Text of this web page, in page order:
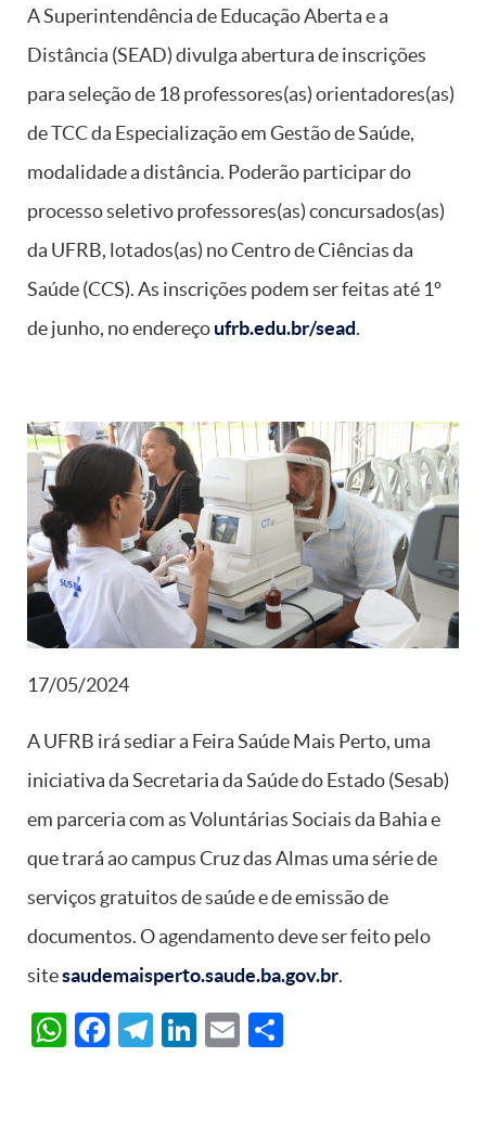
A Superintendência de Educação Aberta e a
Distância (SEAD) divulga abertura de inscrições
para seleção de 18 professores(as) orientadores(as)
de TCC da Especialização em Gestão de Saúde,
modalidade a distância. Poderão participar do
processo seletivo professores(as) concursados(as)
da UFRB, lotados(as) no Centro de Ciências da
Saúde (CCS). As inscrições podem ser feitas até 1º
de junho, no endereçoufrb.edu.br/sead.
17/05/2024
A UFRB irá sediar a Feira Saúde Mais Perto, uma
iniciativa da Secretaria da Saúde do Estado (Sesab)
em parceria com as Voluntárias Sociais da Bahia e
que trará ao campus Cruz das Almas uma série de
serviços gratuitos de saúde e de emissão de
documentos. O agendamento deve ser feito pelo
sitesaudemaisperto.saude.ba.gov.br.
WhatsApp
Facebook
Telegram
LinkedIn
Email